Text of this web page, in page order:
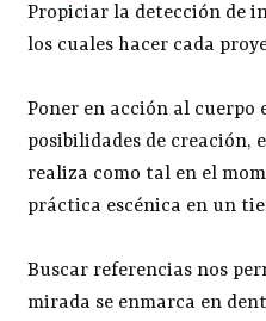
Propiciar la detección de
los cuales hacer cada
Poner en acción al cuerpo
posibilidades de creación,
realiza como tal en el
práctica escénica en un
Buscar referencias nos
mirada se enmarca en